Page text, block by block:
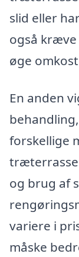
slid eller
også
øge
En anden
forskellige
og brug af
variere i
måske